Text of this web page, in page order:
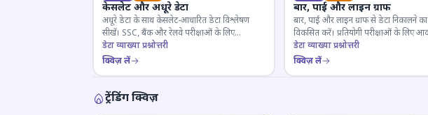
केसलेट और अधूरे डेटा
अधूरे डेटा के साथ केसलेट-आधारित डेटा विश्लेषण
सीखें। SSC, बैंक और रेलवे परीक्षाओं के लिए
महत्वपूर्ण।
डेटा व्याख्या प्रश्नोत्तरी
क्विज़ लें
बार, पाई और लाइन ग्राफ
बार, पाई और लाइन ग्राफ से डेटा निकालने
विकसित करें। प्रतियोगी परीक्षाओं के लिए
डेटा व्याख्या प्रश्नोत्तरी
क्विज़ लें
ट्रेंडिंग क्विज़